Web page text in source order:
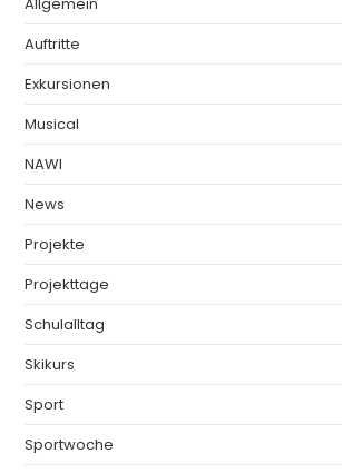
Auftritte
Exkursionen
Musical
NAWI
News
Projekte
Projekttage
Schulalltag
Skikurs
Sport
Sportwoche